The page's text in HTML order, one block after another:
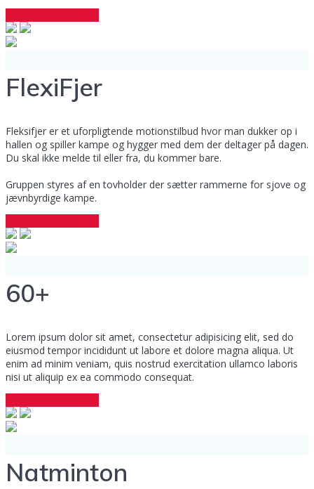
FlexiFjer
Fleksifjer er et uforpligtende motionstilbud hvor man dukker op i
hallen og spiller kampe og hygger med dem der deltager på dagen.
Du skal ikke melde til eller fra, du kommer bare.
Gruppen styres af en tovholder der sætter rammerne for sjove og
jævnbyrdige kampe.
60+
Lorem ipsum dolor sit amet, consectetur adipisicing elit, sed do
eiusmod tempor incididunt ut labore et dolore magna aliqua. Ut
enim ad minim veniam, quis nostrud exercitation ullamco laboris
nisi ut aliquip ex ea commodo consequat.
Natminton